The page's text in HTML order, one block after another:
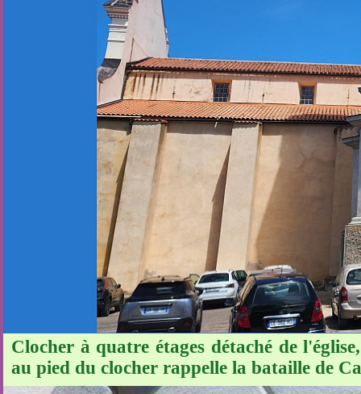
Clocher à quatre étages détaché de
au pied du clocher rappelle la bataille de